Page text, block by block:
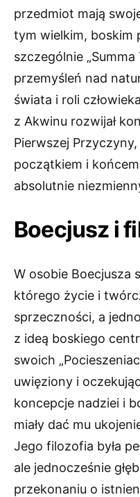
przedmiot mają
tym wielkim, boskim
szczególnie „Summa
przemyśleń nad
świata i roli
z Akwinu rozwijał
Pierwszej
początkiem i
absolutnie
Boecjusz i
W osobie Boecjusza
którego życie i
sprzeczności, a
z ideą boskiego
swoich
uwięziony i
koncepcje nadziei i
miały dać mu
Jego filozofia była
ale jednocześnie
przekonaniu o